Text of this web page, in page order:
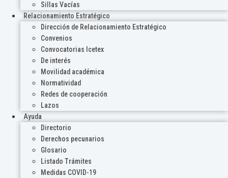
Sillas Vacías
Relacionamiento Estratégico
Dirección de Relacionamiento Estratégico
Convenios
Convocatorias Icetex
De interés
Movilidad académica
Normatividad
Redes de cooperación
Lazos
Ayuda
Directorio
Derechos pecunarios
Glosario
Listado Trámites
Medidas COVID-19